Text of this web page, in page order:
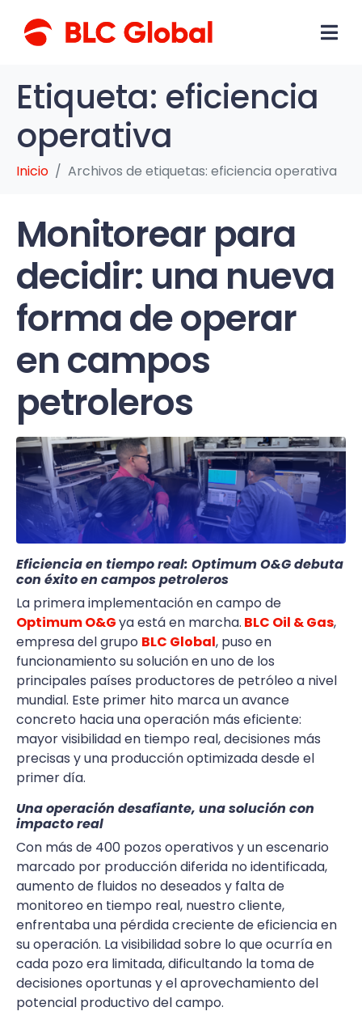
Etiqueta: eficiencia
operativa
Inicio Archivos de etiquetas: eficiencia operativa
Monitorear para
decidir: una nueva
forma de operar
en campos
petroleros
Eficiencia en tiempo real: Optimum O&G debuta
con éxito en campos petroleros
La primera implementación en campo de
Optimum O&Gya está en marcha. BLC Oil & Gas,
empresa del grupo BLC Global, puso en
funcionamiento su solución en uno de los
principales países productores de petróleo a nivel
mundial. Este primer hito marca un avance
concreto hacia una operación más eficiente:
mayor visibilidad en tiempo real, decisiones más
precisas y una producción optimizada desde el
primer día.
Una operación desafiante, una solución con
impacto real
Con más de 400 pozos operativos y un escenario
marcado por producción diferida no identificada,
aumento de fluidos no deseados y falta de
monitoreo en tiempo real, nuestro cliente,
enfrentaba una pérdida creciente de eficiencia en
su operación. La visibilidad sobre lo que ocurría en
cada pozo era limitada, dificultando la toma de
decisiones oportunas y el aprovechamiento del
potencial productivo del campo.